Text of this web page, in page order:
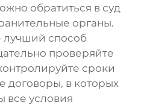
обратиться в суд
органы.
лучший способ
проверяйте
сроки
договоры, в которых
все условия